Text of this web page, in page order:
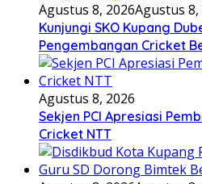
Agustus 8, 2026Agustus 8,
Kunjungi SKO Kupang
Pengembangan Cricket
Agustus 8, 2026
Sekjen PCI Apresiasi
Cricket NTT